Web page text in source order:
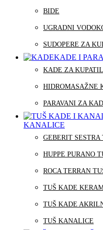
BIDE
UGRADNI
SUDOPERE ZA
KADE I
KADE ZA
HIDROMASAŽNE
PARAVANI ZA
KANALICE
GEBERIT SESTRA
HUPPE PURANO
ROCA TERRAN
TUŠ KADE
TUŠ KADE
TUŠ KANALICE